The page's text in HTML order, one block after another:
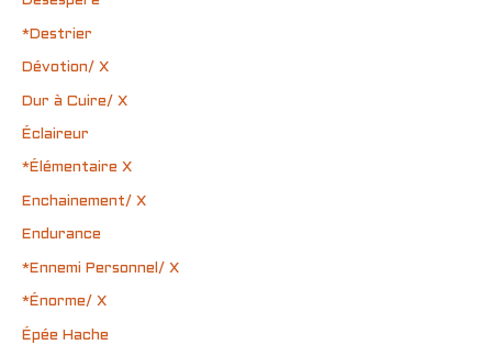
*Destrier
Dévotion/ X
Dur à Cuire/ X
Éclaireur
*Élémentaire X
Enchainement/ X
Endurance
*Ennemi Personnel/ X
*Énorme/ X
Épée Hache